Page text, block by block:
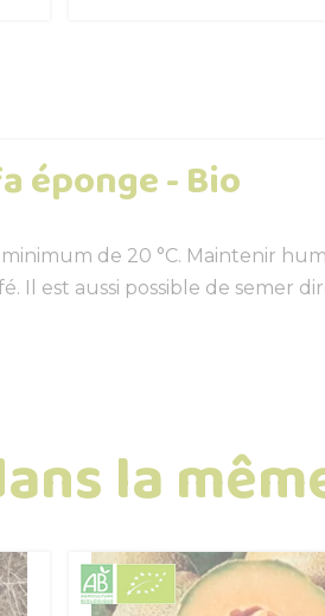
éponge - Bio
de 20 °C. Maintenir
Il est aussi possible de semer
la